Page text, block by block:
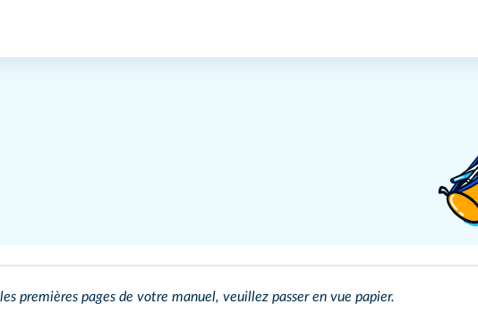
premières pages de votre manuel, veuillez passer en vue papier.